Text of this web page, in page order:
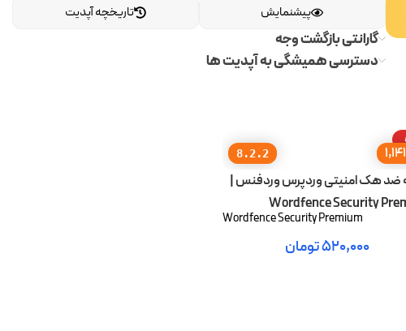
تاریخچه آپدیت
پیشنمایش
گارانتی بازگشت وجه
دسترسی همیشگی به آپدیت ها
1,141
8.2.2
ضد هک امنیتی وردپرس وردفنس |
Wordfence Security
Wordfence Security Premium
۵۲۰,۰۰۰تومان